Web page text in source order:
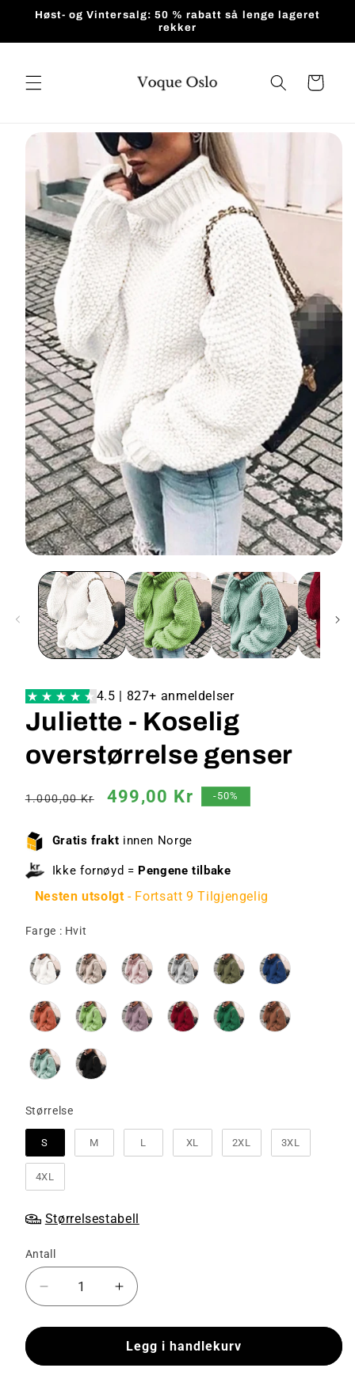
Høst- og Vintersalg: 50 % rabatt så lenge lageret
rekker
Handlekurv
til
4.5 | 827+ anmeldelser
Juliette - Koselig
overstørrelse genser
Vanlig
1.000,00 Kr Salgspris
499,00 Kr -50%
Gratis frakt innen Norge
Ikke fornøyd = Pengene tilbake
Nesten utsolgt - Fortsatt 9 Tilgjengelig
Farge : Hvit
StørrelseStørrelse
S M L XL 2XL 3XL
4XL
Størrelsestabell
Antall
antallet
for
-
Øk
antallet
for
Juliette
-
Legg i handlekurv